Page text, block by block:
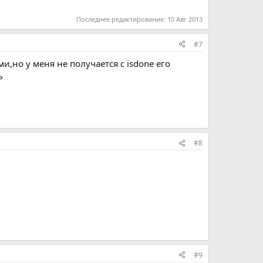
Последнее редактирование: 10 Авг 2013
#7
у меня не получается с isdone его
#8
#9